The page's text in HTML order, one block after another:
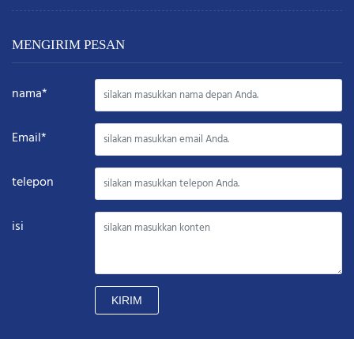
MENGIRIM PESAN
nama*
Email*
telepon
isi
KIRIM